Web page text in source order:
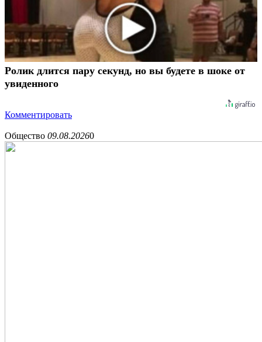
Ролик длится пару секунд, но вы будете в шоке от
увиденного
Комментировать
Общество 09.08.20260